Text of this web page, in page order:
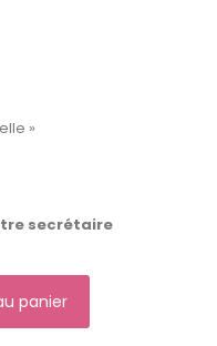
»
secrétaire
panier